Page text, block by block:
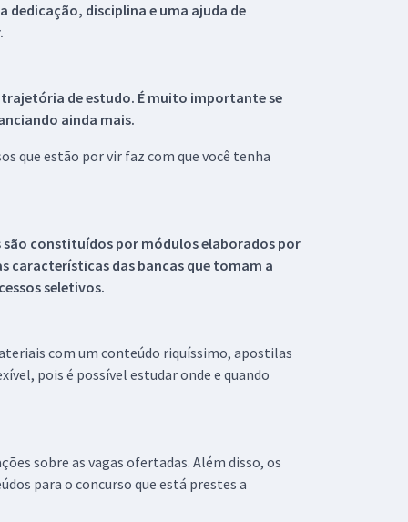
dedicação, disciplina e uma ajuda de
de estudo. É muito importante se
ainda mais.
que estão por vir faz com que você tenha
são constituídos por módulos elaborados por
características das bancas que tomam a
seletivos.
com um conteúdo riquíssimo, apostilas
pois é possível estudar onde e quando
sobre as vagas ofertadas. Além disso, os
para o concurso que está prestes a